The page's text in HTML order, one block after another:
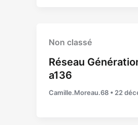
Non classé
Réseau
a136
Camille.Moreau.68 • 22